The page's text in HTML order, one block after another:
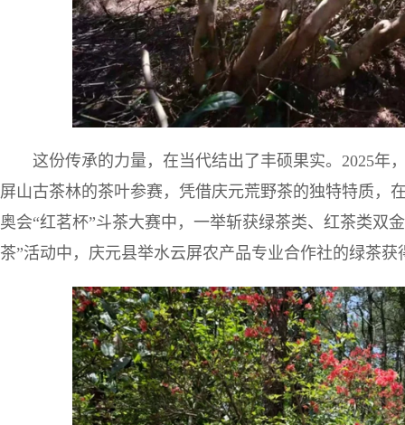
这份传承的力量，在当代结出了丰硕果实。2025年
屏山古茶林的茶叶参赛，凭借庆元荒野茶的独特特质，
奥会“红茗杯”斗茶大赛中，一举斩获绿茶类、红茶类双
茶”活动中，庆元县举水云屏农产品专业合作社的绿茶